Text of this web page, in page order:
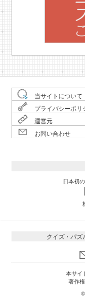
当サイトについて
プライバシーポリ
運営元
お問い合わせ
日本初
クイズ・パズ
本サイ
著作